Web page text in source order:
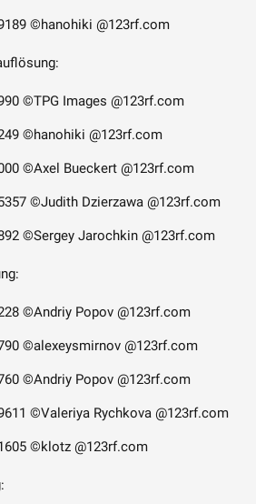
©hanohiki @123rf.com
©TPG Images @123rf.com
©hanohiki @123rf.com
©Axel Bueckert @123rf.com
©Judith Dzierzawa @123rf.com
©Sergey Jarochkin @123rf.com
©Andriy Popov @123rf.com
©alexeysmirnov @123rf.com
©Andriy Popov @123rf.com
©Valeriya Rychkova @123rf.com
©klotz @123rf.com